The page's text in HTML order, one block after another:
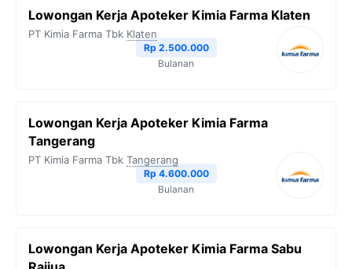
Lowongan Kerja Apoteker Kimia Farma Klaten
PT Kimia Farma Tbk Klaten
Rp 2.500.000
Bulanan
Lowongan Kerja Apoteker Kimia Farma
Tangerang
PT Kimia Farma Tbk Tangerang
Rp 4.600.000
Bulanan
Lowongan Kerja Apoteker Kimia Farma Sabu